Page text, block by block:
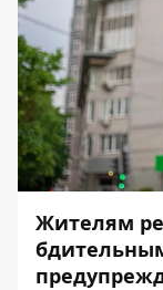
Жителям